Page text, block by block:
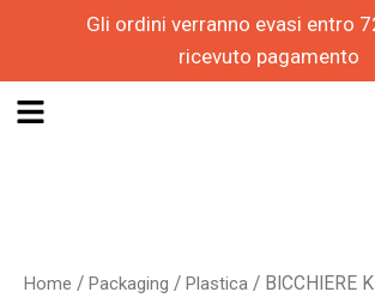
Gli ordini verranno evasi entro
ricevuto pagamento
contenuto
Home / Packaging / Plastica / BICCHIERE